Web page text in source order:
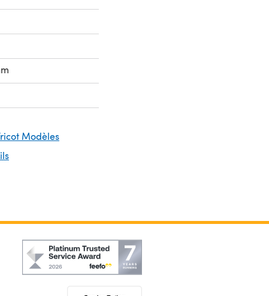
Modèles